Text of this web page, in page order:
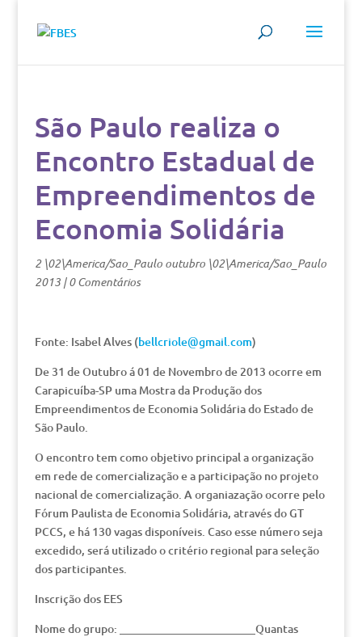
São Paulo realiza o
Encontro Estadual de
Empreendimentos de
Economia Solidária
2 \02\America/Sao_Paulo outubro \02\America/Sao_Paulo
2013|0 Comentários
Fonte: Isabel Alves (bellcriole@gmail.com)
De 31 de Outubro á 01 de Novembro de 2013 ocorre em
Carapicuíba-SP uma Mostra da Produção dos
Empreendimentos de Economia Solidária do Estado de
São Paulo.
O encontro tem como objetivo principal a organização
em rede de comercialização e a participação no projeto
nacional de comercialização. A organiazação ocorre pelo
Fórum Paulista de Economia Solidária, através do GT
PCCS, e há 130 vagas disponíveis. Caso esse número seja
excedido, será utilizado o critério regional para seleção
dos participantes.
Inscrição dos EES
Nome do grupo: ________________________Quantas